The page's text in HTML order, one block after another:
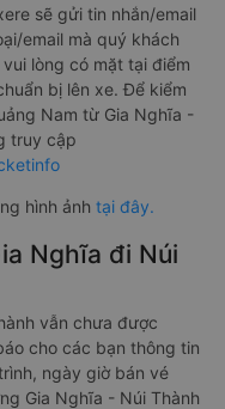
sẽ gửi tin nhắn/email
email mà quý khách
lòng có mặt tại điểm
bị lên xe. Để kiểm
Nam từ Gia Nghĩa -
truy cập
hình ảnh tại đây.
Nghĩa đi Núi
vẫn chưa được
cho các bạn thông tin
ngày giờ bán vé
Gia Nghĩa - Núi Thành